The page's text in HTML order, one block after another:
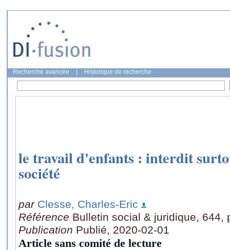
Recherche avancée Historique de recherche
le travail d'enfants : interdit
société
par Clesse, Charles-Eric
Référence Bulletin social & juridique, 644,
Publication Publié, 2020-02-01
Article sans comité de lecture